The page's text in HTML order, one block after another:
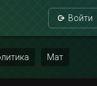
Войти
Мат